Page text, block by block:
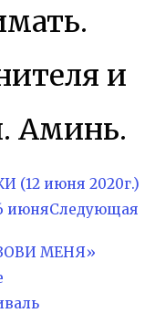
и
Аминь.
(12 июня 2020г.)
июняСледующая
МЕНЯ»